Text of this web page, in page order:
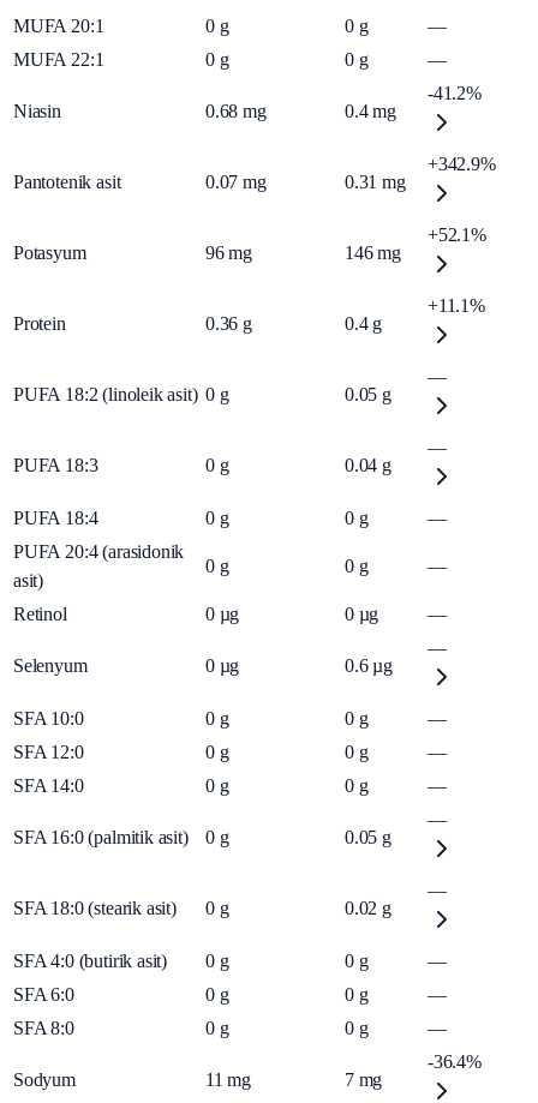
MUFA 20:1 0 g 0 g
—
MUFA 22:1
0 g 0 g —
Niasin 0.68 mg 0.4 mg
-41.2%
Pantotenik asit 0.07 mg 0.31 mg
+342.9%
Potasyum 96 mg 146 mg
+52.1%
Protein 0.36 g 0.4 g
+11.1%
PUFA 18:2 (linoleik asit) 0 g 0.05 g
—
PUFA 18:3 0 g 0.04 g
—
PUFA 18:4 0 g 0 g
—
PUFA 20:4 (arasidonik
asit)
0 g 0 g —
Retinol 0 µg 0 µg —
Selenyum 0 µg 0.6 µg
—
SFA 10:0 0 g 0 g
—
SFA 12:0
0 g 0 g
—
SFA 14:0
0 g 0 g —
SFA 16:0 (palmitik asit) 0 g 0.05 g
—
SFA 18:0 (stearik asit) 0 g 0.02 g
—
SFA 4:0 (butirik asit) 0 g 0 g
—
SFA 6:0
0 g 0 g
—
SFA 8:0
0 g 0 g —
Sodyum 11 mg 7 mg
-36.4%